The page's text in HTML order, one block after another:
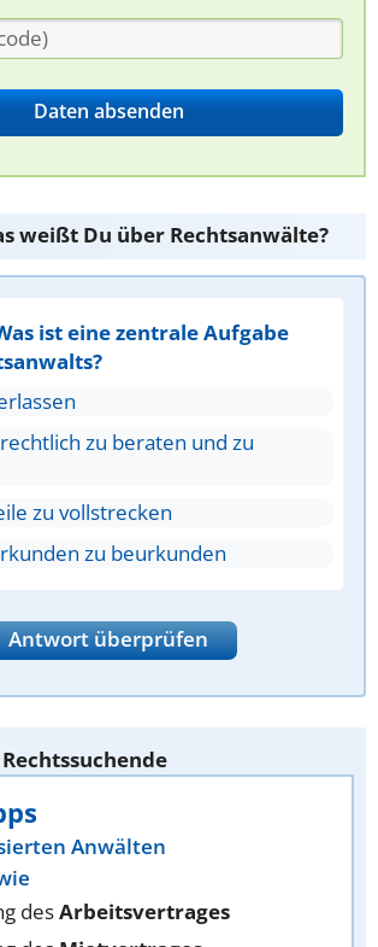
weißt Du über Rechtsanwälte?
ist eine zentrale Aufgabe
zu beraten und zu
zu vollstrecken
zu beurkunden
Antwort überprüfen
Anwälten
desArbeitsvertrages